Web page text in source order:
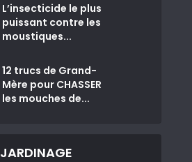
L’insecticide le plus
puissant contre les
moustiques...
12 trucs de Grand-
Mère pour CHASSER
les mouches de...
JARDINAGE